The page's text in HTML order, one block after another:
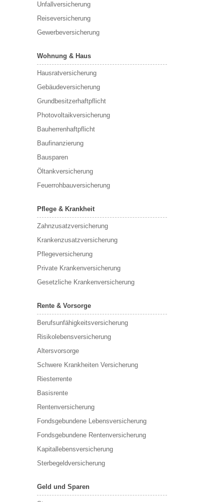
Unfallversicherung
Reiseversicherung
Gewerbeversicherung
Wohnung & Haus
Hausratversicherung
Gebäudeversicherung
Grundbesitzerhaftpflicht
Photovoltaikversicherung
Bauherrenhaftpflicht
Baufinanzierung
Bausparen
Öltankversicherung
Feuerrohbauversicherung
Pflege & Krankheit
Zahnzusatzversicherung
Krankenzusatzversicherung
Pflegeversicherung
Private Krankenversicherung
Gesetzliche Krankenversicherung
Rente & Vorsorge
Berufs­unfähigkeitsversicherung
Risikolebensversicherung
Altersvorsorge
Schwere Krankheiten Versicherung
Riesterrente
Basisrente
Rentenversicherung
Fondsgebundene Lebensversicherung
Fondsgebundene Rentenversicherung
Kapitallebensversicherung
Sterbegeldversicherung
Geld und Sparen